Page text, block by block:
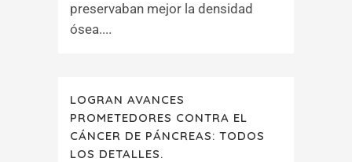
preservaban mejor la densidad
ósea....
LOGRAN AVANCES
PROMETEDORES CONTRA EL
CÁNCER DE PÁNCREAS: TODOS
LOS DETALLES.